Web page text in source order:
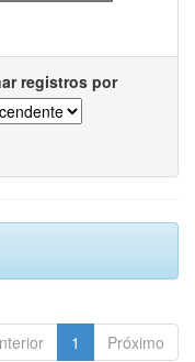
registros por
1 Próximo